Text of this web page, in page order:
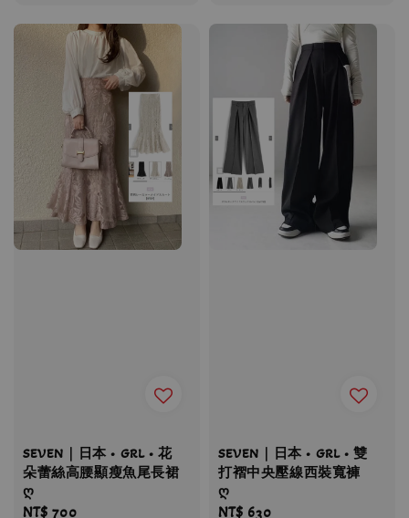
SEVEN｜日本 • GRL • 花
朵蕾絲高腰顯瘦魚尾長裙
ღ
Regular
NT$ 700
SEVEN｜日本 • GRL • 雙
打褶中央壓線西裝寬褲
ღ
Regular
NT$ 630